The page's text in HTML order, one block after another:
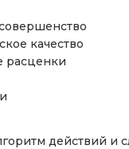
качество
расценки
действий и